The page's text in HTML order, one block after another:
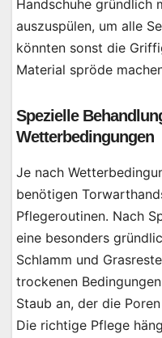
Handschuhe gründlich
auszuspülen, um alle
könnten sonst die
Material spröde
Spezielle
Wetterbedingungen
Je nach
benötigen
Pflegeroutinen. Nach
eine besonders
Schlamm und
trockenen
Staub an, der die
Die richtige Pflege